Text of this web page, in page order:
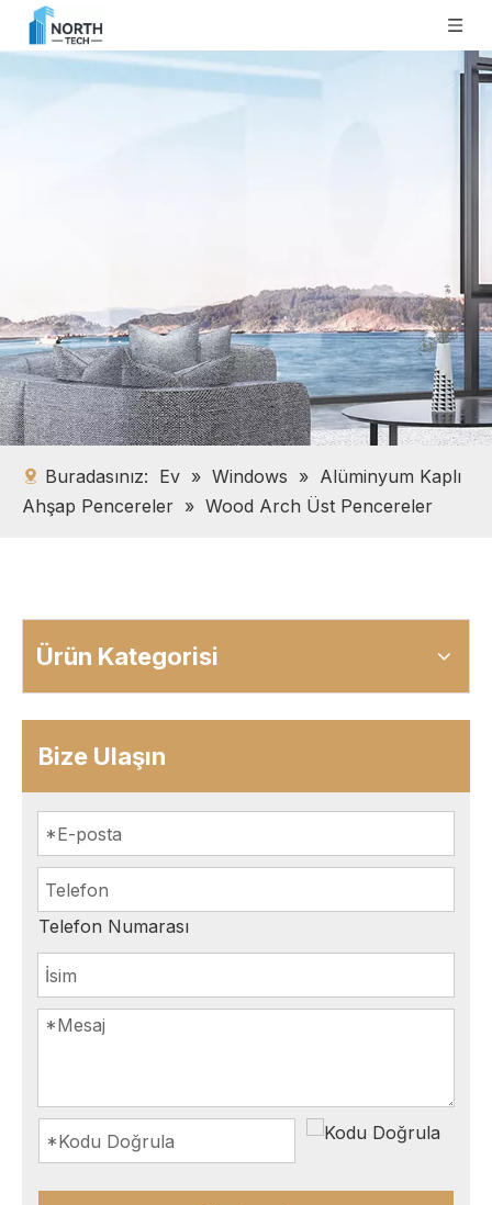
Buradasınız: Ev » Windows » Alüminyum Kaplı
Ahşap Pencereler » Wood Arch Üst Pencereler
Ürün Kategorisi
Bize Ulaşın
Telefon Numarası